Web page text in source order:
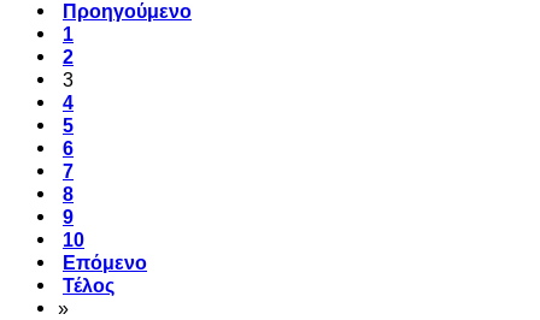
Προηγούμενο
1
2
3
4
5
6
7
8
9
10
Επόμενο
Τέλος
»